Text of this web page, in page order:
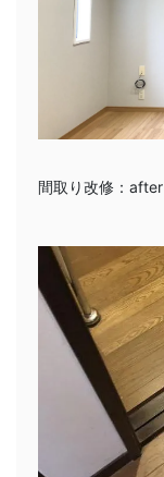
間取り改修：after